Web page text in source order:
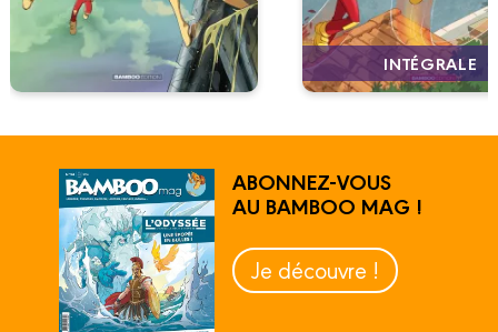
INTÉGRALE
ABONNEZ-VOUS
AU BAMBOO MAG !
Je découvre !